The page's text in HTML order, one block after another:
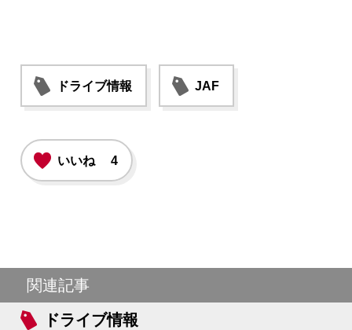
ドライブ情報 JAF
いいね 4
関連記事
ドライブ情報